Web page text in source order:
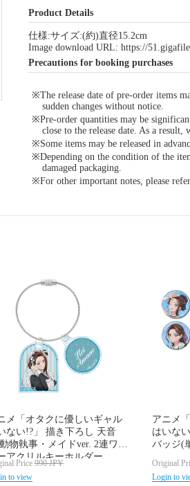
Product Details
仕様:サイズ:(約)直径15.2cm
Image download URL: https://
Precautions for booking purchases
※The release date of pre-order items
sudden changes without notice.
※Pre-order quantities may be
close to the release date. As a
※Some items may be released in
※Depending on the condition of the
damaged packaging.
※For other important notes, please
メ「オタクに優しいギャル
ない!?」 描き下ろし 天音
物執事・メイドver. 2連ワイ
アクリルキーホルダー
Price 990JPY
to view
アニメ
はいな
バッジ(
Original
Login to